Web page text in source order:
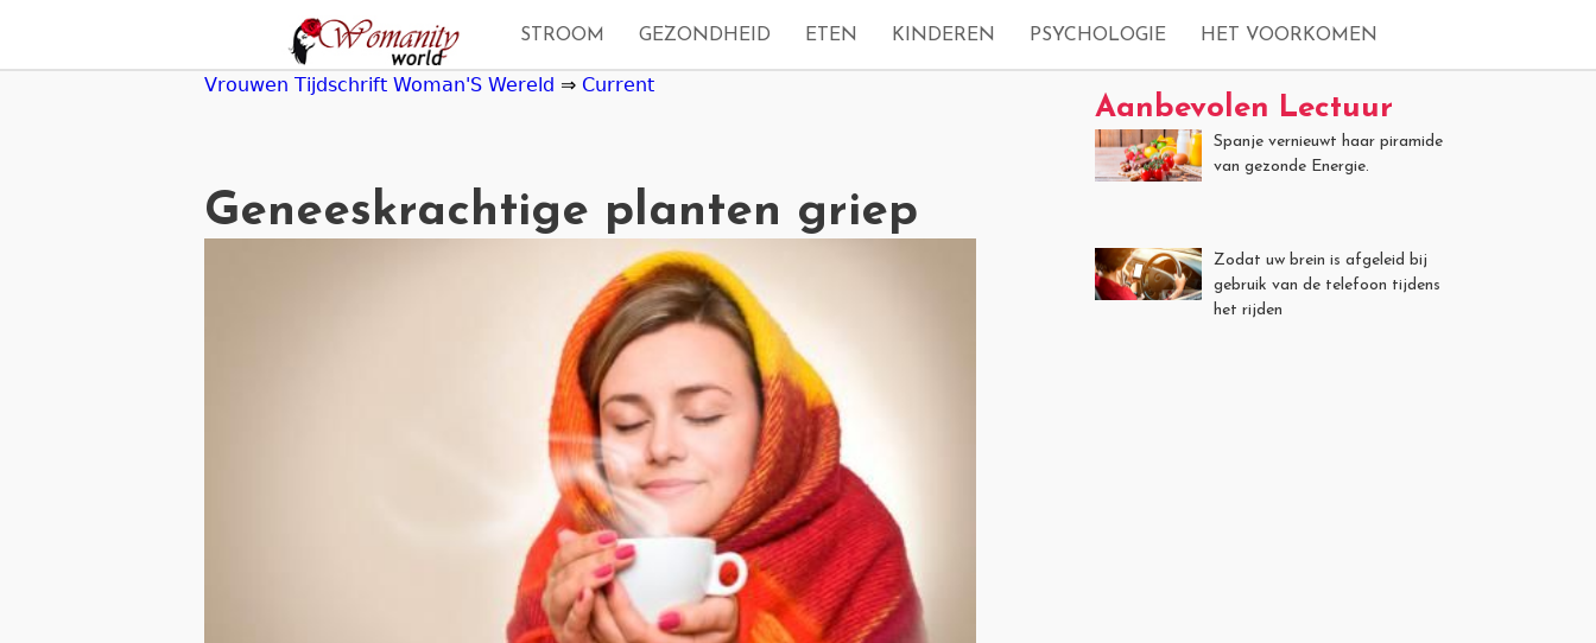
navigation
STROOM GEZONDHEID ETEN KINDEREN PSYCHOLOGIE HET VOORKOMEN
Vrouwen Tijdschrift Woman'S Wereld ⇒ Current
Geneeskrachtige planten griep
Aanbevolen Lectuur
Spanje vernieuwt haar piramide
van gezonde Energie.
Zodat uw brein is afgeleid bij
gebruik van de telefoon tijdens
het rijden